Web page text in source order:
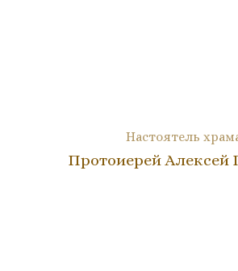
Настоятель
Протоиерей Алексей